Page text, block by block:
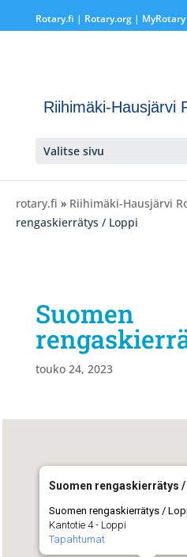
Rotary.fi | Rotary.org|
Riihimäki-Hausjärvi
Valitse sivu
rotary.fi » Riihimäki-Hausjärvi
rengaskierrätys / Loppi
Suomen
touko 24, 2023
Suomen rengaskierrätys /
Suomen rengaskierrätys /
Kantotie 4 - Loppi
Tapahtumat